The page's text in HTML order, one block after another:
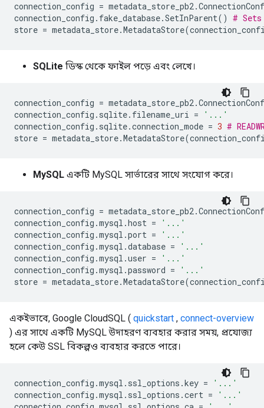
connection_config = metadata_store_pb2.
connection_config . fake_database.SetInParent() #
store = metadata_store.MetadataStore(
SQLite ডিস্ক থেকে ফাইল পড়ে এবং লেখে।
connection_config = metadata_store_pb2.
connection_config . sqlite. filename_uri =
'...'
connection_config . sqlite.connection_mode = 3 #
store = metadata_store.MetadataStore(
MySQL একটি MySQL সার্ভারের সাথে সংযোগ করে।
connection_config = metadata_store_pb2.
connection_config .mysql .host =
'...'
connection_config .mysql .port =
'...'
connection_config .mysql .database =
'...'
connection_config .mysql .user =
'...'
connection_config .mysql .password =
'...'
store = metadata_store.MetadataStore(
একইভাবে, Google CloudSQL ( quickstart , connect-overview
) এর সাথে একটি MySQL উদাহরণ ব্যবহার করার সময়, প্রযোজ্য
হলে কেউ SSL বিকল্পও ব্যবহার করতে পারে।
connection_config .mysql . ssl_options .key =
'...'
connection_config .mysql . ssl_options .cert =
'...'